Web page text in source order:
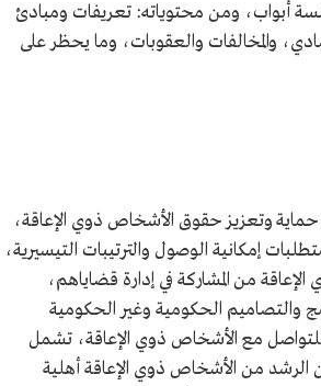
على 33 مادة، موزعة على خمسة أبواب، ومن محتوياته: تعريفات ومبادئ
والمخالفات والعقوبات، وما يحظر على
وتعزيز حقوق الأشخاص ذوي الإعاقة،
إمكانية الوصول والترتيبات التيسيرية،
من المشاركة في إدارة قضاياهم،
والتصاميم الحكومية وغير الحكومية
للتواصل مع الأشخاص ذوي الإعاقة، تشمل
الرشد من الأشخاص ذوي الإعاقة أهلية